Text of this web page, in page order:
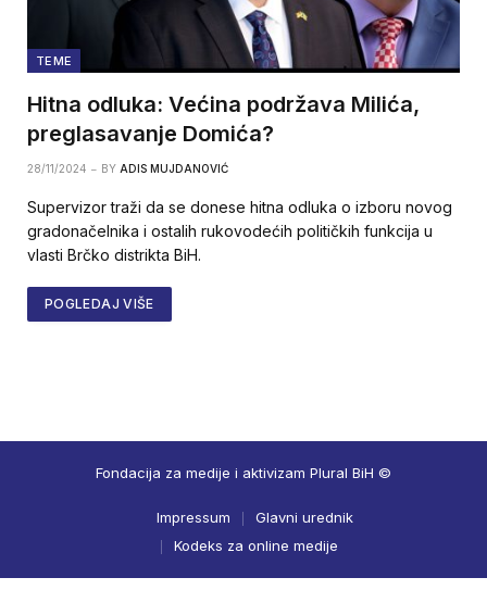
TEME
Hitna odluka: Većina podržava Milića,
preglasavanje Domića?
28/11/2024 BY ADIS MUJDANOVIĆ
Supervizor traži da se donese hitna odluka o izboru novog
gradonačelnika i ostalih rukovodećih političkih funkcija u
vlasti Brčko distrikta BiH.
POGLEDAJ VIŠE
Fondacija za medije i aktivizam Plural BiH ©
Impressum
Glavni urednik
Kodeks za online medije